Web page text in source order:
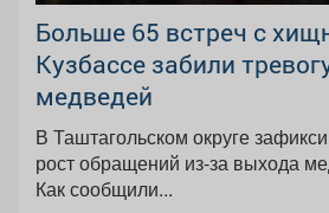
Больше 65 встреч с
Кузбассе забили
медведей
В Таштагольском округе
рост обращений из-за выхода
Как сообщили...